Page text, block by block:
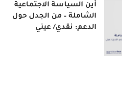
أين السياسة الاجتماعية
الشاملة – من الجدل حول
الدعم: نقدي/ عيني